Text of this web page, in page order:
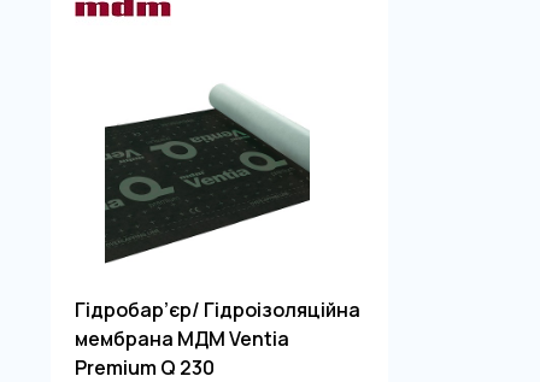
Гідробар’єр/ Гідроізоляційна
мембрана МДМ Ventia
Premium Q 230